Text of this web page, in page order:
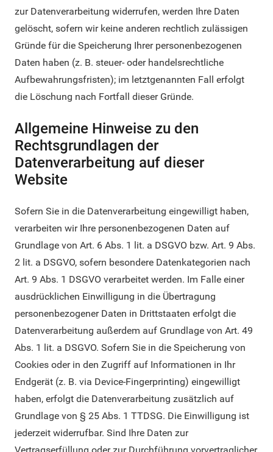
zur Datenverarbeitung widerrufen, werden Ihre Daten
gelöscht, sofern wir keine anderen rechtlich zulässigen
Gründe für die Speicherung Ihrer personenbezogenen
Daten haben (z. B. steuer- oder handelsrechtliche
Aufbewahrungsfristen); im letztgenannten Fall erfolgt
die Löschung nach Fortfall dieser Gründe.
Allgemeine Hinweise zu den
Rechtsgrundlagen der
Datenverarbeitung auf dieser
Website
Sofern Sie in die Datenverarbeitung eingewilligt haben,
verarbeiten wir Ihre personenbezogenen Daten auf
Grundlage von Art. 6 Abs. 1 lit. a DSGVO bzw. Art. 9 Abs.
2 lit. a DSGVO, sofern besondere Datenkategorien nach
Art. 9 Abs. 1 DSGVO verarbeitet werden. Im Falle einer
ausdrücklichen Einwilligung in die Übertragung
personenbezogener Daten in Drittstaaten erfolgt die
Datenverarbeitung außerdem auf Grundlage von Art. 49
Abs. 1 lit. a DSGVO. Sofern Sie in die Speicherung von
Cookies oder in den Zugriff auf Informationen in Ihr
Endgerät (z. B. via Device-Fingerprinting) eingewilligt
haben, erfolgt die Datenverarbeitung zusätzlich auf
Grundlage von § 25 Abs. 1 TTDSG. Die Einwilligung ist
jederzeit widerrufbar. Sind Ihre Daten zur